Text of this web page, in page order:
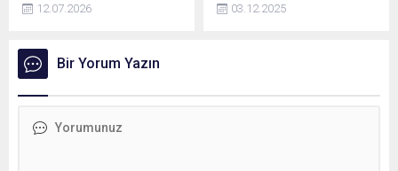
olduğum bir manevi
tahsil edilen 150 bin TL
tutarı Türk Kızılay'a
12.07.2026
yaptığı açıklamada,
03.12.2025
Bir Yorum Yazın